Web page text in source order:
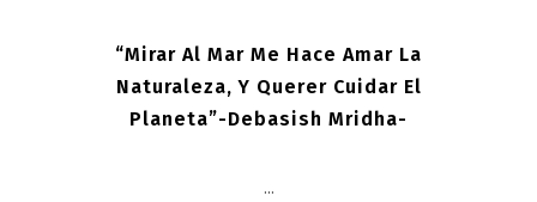
“Mirar Al Mar Me Hace Amar La
Naturaleza, Y Querer Cuidar El
Planeta”-Debasish Mridha-
...